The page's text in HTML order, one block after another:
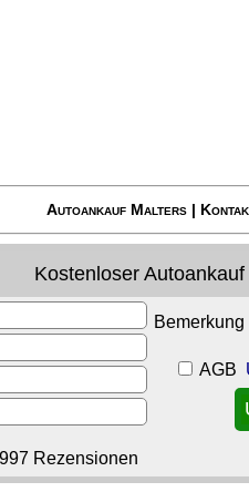
Autoankauf Malters |
Kostenloser
Bemerkung
AGB
997 Rezensionen